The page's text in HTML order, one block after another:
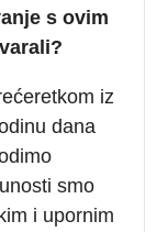
s ovim
iz
dana
smo
i upornim